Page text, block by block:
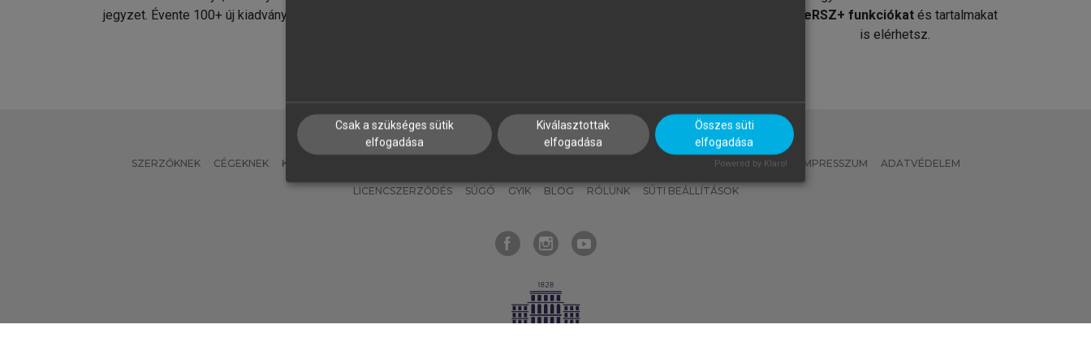
jegyzet. Évente 100+ új kiadvány.
MeRSZ+ funkciókat és tartalmakat
is elérhetsz.
SZERZŐKNEK CÉGEKNEK KÖNYVTÁROSOKNAK MI – ÁLTALÁNOS IRÁNYELVEK IMPRESSZUM ADATVÉDELEM
LICENCSZERZŐDÉS SÚGÓ GYIK BLOG RÓLUNK SÜTI BEÁLLÍTÁSOK
Csak a szükséges sütik
elfogadása
Kiválasztottak
elfogadása
Összes süti
elfogadása
Powered by Klaro!